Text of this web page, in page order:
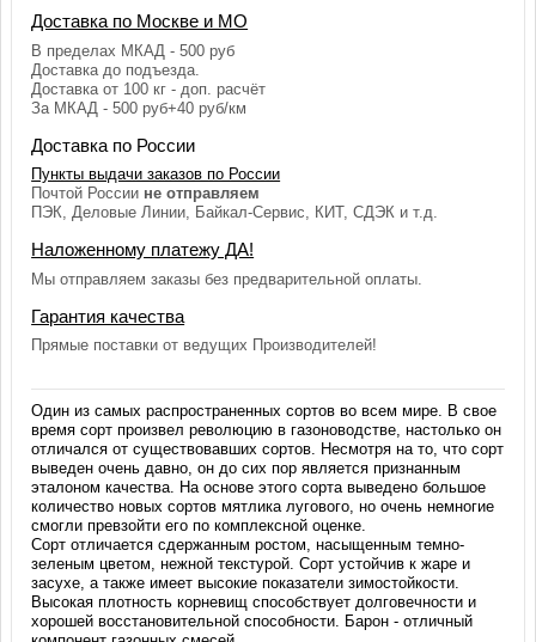
Доставка по Москве и МО
В пределах МКАД - 500 руб
Доставка до подъезда.
Доставка от 100 кг - доп. расчёт
За МКАД - 500 руб+40 руб/км
Доставка по России
Пункты выдачи заказов по России
Почтой России не отправляем
ПЭК, Деловые Линии, Байкал-Сервис, КИТ, СДЭК и т.д.
Наложенному платежу ДА!
Мы отправляем заказы без предварительной оплаты.
Гарантия качества
Прямые поставки от ведущих Производителей!
Один из самых распространенных сортов во всем мире. В свое
время сорт произвел революцию в газоноводстве, настолько он
отличался от существовавших сортов. Несмотря на то, что сорт
выведен очень давно, он до сих пор является признанным
эталоном качества. На основе этого сорта выведено большое
количество новых сортов мятлика лугового, но очень немногие
смогли превзойти его по комплексной оценке.
Сорт отличается сдержанным ростом, насыщенным темно-
зеленым цветом, нежной текстурой. Сорт устойчив к жаре и
засухе, а также имеет высокие показатели зимостойкости.
Высокая плотность корневищ способствует долговечности и
хорошей восстановительной способности. Барон - отличный